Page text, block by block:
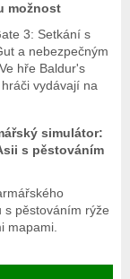
možnost
3: Setkání s
a nebezpečným
hře Baldur's
vydávají na
simulátor:
s pěstováním
s pěstováním rýže
mapami.